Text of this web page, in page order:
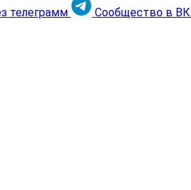
телеграмм Сообщество в ВК